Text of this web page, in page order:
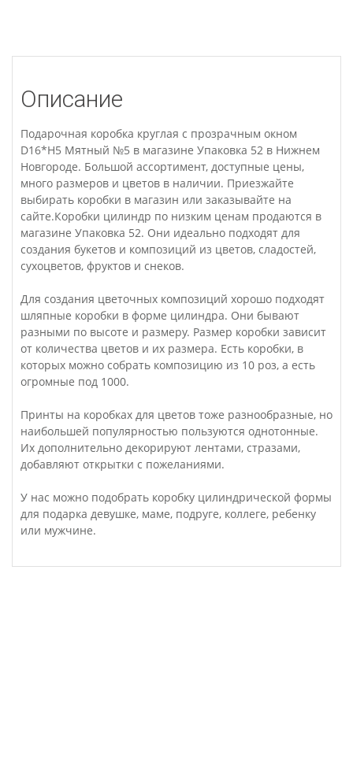
Описание
Подарочная коробка круглая с прозрачным окном
D16*H5 Мятный №5 в магазине Упаковка 52 в Нижнем
Новгороде. Большой ассортимент, доступные цены,
много размеров и цветов в наличии. Приезжайте
выбирать коробки в магазин или заказывайте на
сайте.Коробки цилиндр по низким ценам продаются в
магазине Упаковка 52. Они идеально подходят для
создания букетов и композиций из цветов, сладостей,
сухоцветов, фруктов и снеков.
Для создания цветочных композиций хорошо подходят
шляпные коробки в форме цилиндра. Они бывают
разными по высоте и размеру. Размер коробки зависит
от количества цветов и их размера. Есть коробки, в
которых можно собрать композицию из 10 роз, а есть
огромные под 1000.
Принты на коробках для цветов тоже разнообразные, но
наибольшей популярностью пользуются однотонные.
Их дополнительно декорируют лентами, стразами,
добавляют открытки с пожеланиями.
У нас можно подобрать коробку цилиндрической формы
для подарка девушке, маме, подруге, коллеге, ребенку
или мужчине.